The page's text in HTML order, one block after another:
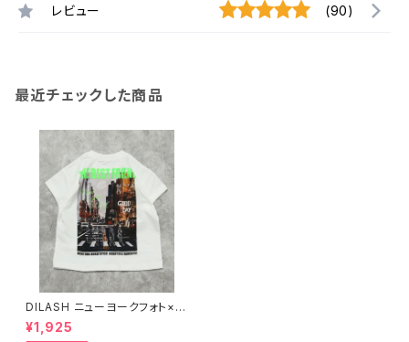
レビュー (90)
最近チェックした商品
DILASH ニューヨークフォト×ネ
オンメッセージ半袖T DL26ES
030
¥1,925